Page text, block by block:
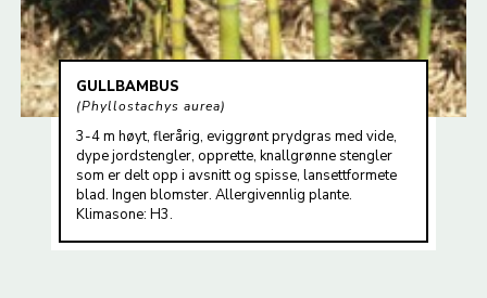
GULLBAMBUS
Phyllostachys aurea
3-4 m høyt, flerårig, eviggrønt prydgras med vide,
dype jordstengler, opprette, knallgrønne stengler
som er delt opp i avsnitt og spisse, lansettformete
blad. Ingen blomster. Allergivennlig plante.
Klimasone: H3.